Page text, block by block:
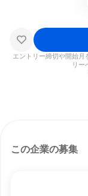
エントリー締切や開始月
リー
この企業の募集